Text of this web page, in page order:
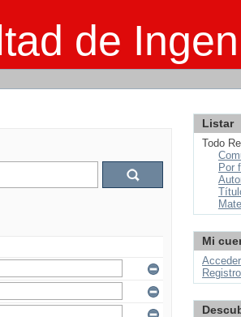
de
Listar
Todo
Por
Mi
Acceder
Registro